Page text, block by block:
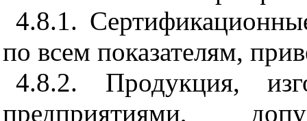
4.8.1.
по всем показателям,
4.8.2. Продукция,
предприятиями,